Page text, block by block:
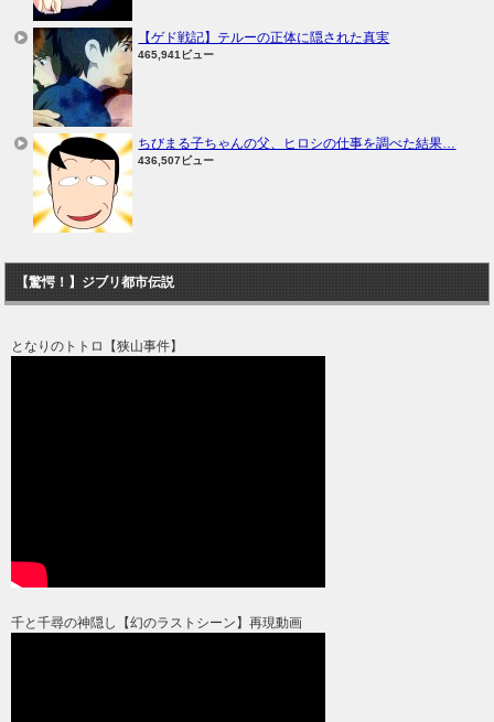
【ゲド戦記】テルーの正体に隠された真実
465,941ビュー
ちびまる子ちゃんの父、ヒロシの仕事を調べた結果…
436,507ビュー
【驚愕！】ジブリ都市伝説
となりのトトロ【狭山事件】
千と千尋の神隠し【幻のラストシーン】再現動画